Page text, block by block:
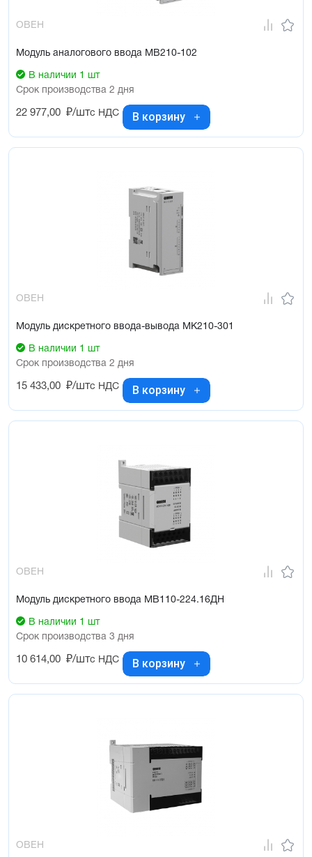
ОВЕН
Модуль аналогового ввода МВ210-102
В наличии 1 шт
Срок производства 2 дня
22 977,00 ₽/штс НДС В корзину
ОВЕН
Модуль дискретного ввода-вывода МК210-301
В наличии 1 шт
Срок производства 2 дня
15 433,00 ₽/штс НДС В корзину
ОВЕН
Модуль дискретного ввода МВ110-224.16ДН
В наличии 1 шт
Срок производства 3 дня
10 614,00 ₽/штс НДС В корзину
ОВЕН